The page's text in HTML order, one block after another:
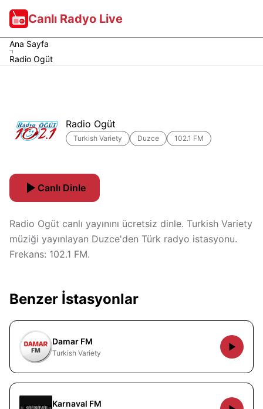
Canlı Radyo Live
Ana Sayfa
Radio Ogüt
Radio Ogüt
Turkish Variety Duzce 102.1 FM
Canlı Dinle
Radio Ogüt canlı yayınını ücretsiz dinle. Turkish Variety
müziği yayınlayan Duzce'den Türk radyo istasyonu.
Frekans: 102.1 FM.
Benzer İstasyonlar
Damar FM
Turkish Variety
Karnaval FM